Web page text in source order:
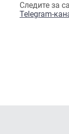
Следите за
Telegram-